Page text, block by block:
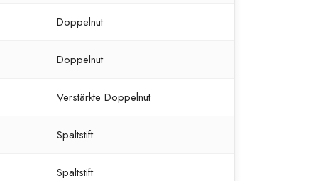
Doppelnut
Doppelnut
Verstärkte Doppelnut
Spaltstift
Spaltstift